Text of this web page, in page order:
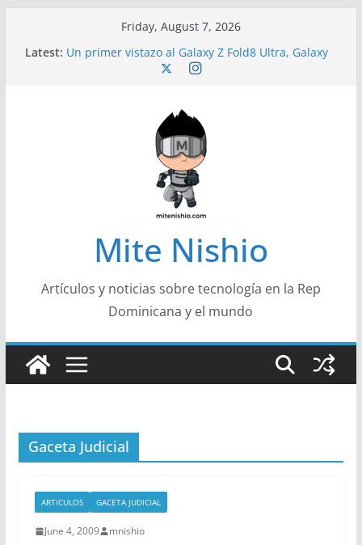
Friday, August 7, 2026
Latest: Un primer vistazo al Galaxy Z Fold8 Ultra, Galaxy
Z Fold8 y Galaxy Z Flip8
Conferencistas analizarán los desafíos que
redefinen el futuro de las finanzas y la economía
Segunda edición de Marketing Unplugged
impulsa el marketing con propósito
Alerta sobre nueva campaña de ciberataques
que afecta a organizaciones de América Latina
Mite Nishio
Artículos y noticias sobre tecnología en la Rep
Dominicana y el mundo
Gaceta Judicial
ARTICULOS GACETA JUDICIAL
June 4, 2009 mnishio